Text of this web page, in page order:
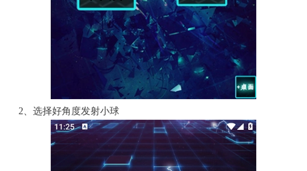
2、选择好角度发射小球